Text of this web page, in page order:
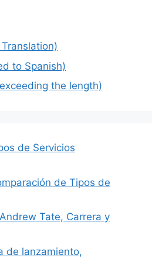
to Spanish)
the length)
de Servicios
de Tipos de
Tate, Carrera y
de lanzamiento,